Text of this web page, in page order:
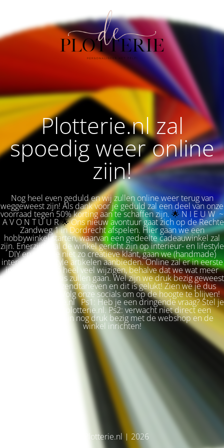
Plotterie.nl zal
spoedig weer online
zijn!
Nog heel even geduld en wij zullen online weer terug van
weggeweest zijn! Als dank voor je geduld zal een deel van onze
voorraad tegen 50% korting aan te schaffen zijn. 🌟 N I E U W ~
A V O N T U U R🌟Ons nieuw avontuur gaat zich op de Rechte
Zandweg 1 in Dordrecht afspelen. Hier gaan we een
hobbywinkel starten, waarvan een gedeelte cadeauwinkel zal
zijn. Enerzijds zal de winkel gericht zijn op interieur- en lifestyle
DIY en voor de niet zo creatieve klant, gaan we (handmade)
interieur & lifestyle artikelen aanbieden. Online zal er in eerste
instantie niet zo heel veel wijzigen, behalve dat we wat meer
terug naar de basis zullen gaan. Wel zijn we druk bezig geweest
met betere verzendtarieven en dit is gelukt! Zien we je dus
snel weer terug? Volg onze socials om op de hoogte te blijven!
Liefs, Ilse. Plotterie.nl Ps1: Heb je een dringende vraag? Stel je
vraag via info@plotterie.nl. Ps2: verwacht niet direct een
antwoord. We zijn nog druk bezig met de webshop en de
winkel inrichten!
© Plotterie.nl | 2026